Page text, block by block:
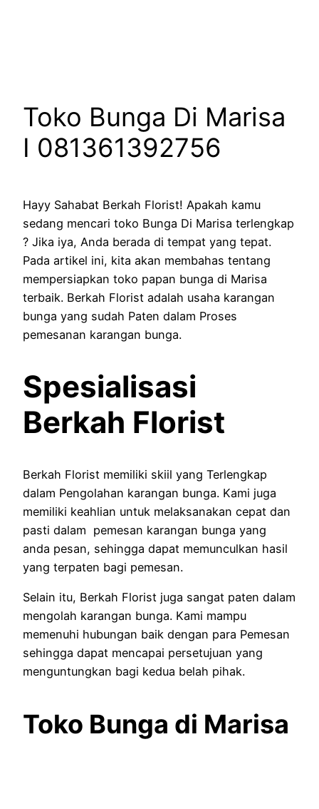
Toko Bunga Di Marisa
I 081361392756
Hayy Sahabat Berkah Florist! Apakah kamu
sedang mencari toko Bunga Di Marisa terlengkap
? Jika iya, Anda berada di tempat yang tepat.
Pada artikel ini, kita akan membahas tentang
mempersiapkan toko papan bunga di Marisa
terbaik. Berkah Florist adalah usaha karangan
bunga yang sudah Paten dalam Proses
pemesanan karangan bunga.
Spesialisasi
Berkah Florist
Berkah Florist memiliki skiil yang Terlengkap
dalam Pengolahan karangan bunga. Kami juga
memiliki keahlian untuk melaksanakan cepat dan
pasti dalam pemesan karangan bunga yang
anda pesan, sehingga dapat memunculkan hasil
yang terpaten bagi pemesan.
Selain itu, Berkah Florist juga sangat paten dalam
mengolah karangan bunga. Kami mampu
memenuhi hubungan baik dengan para Pemesan
sehingga dapat mencapai persetujuan yang
menguntungkan bagi kedua belah pihak.
Toko Bunga di Marisa